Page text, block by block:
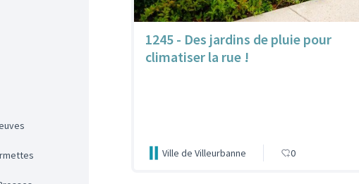
1245 - Des jardins de pluie pour
climatiser la rue !
Ville de Villeurbanne 0